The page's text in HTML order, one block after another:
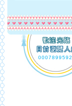
0007899592